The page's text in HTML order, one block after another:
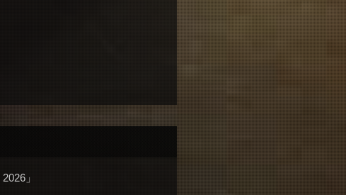
」